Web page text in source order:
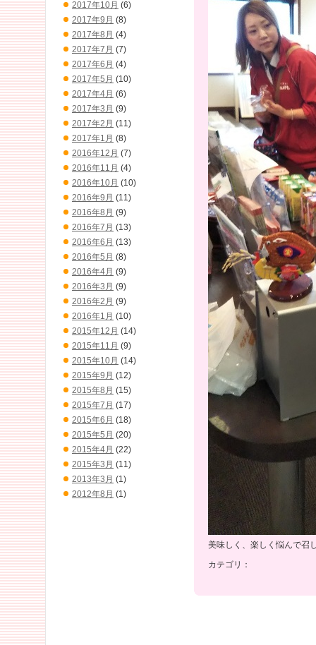
美味しく、楽しく悩んで召
カテゴリ：
2017年10月 (6)
2017年9月 (8)
2017年8月 (4)
2017年7月 (7)
2017年6月 (4)
2017年5月 (10)
2017年4月 (6)
2017年3月 (9)
2017年2月 (11)
2017年1月 (8)
2016年12月 (7)
2016年11月 (4)
2016年10月 (10)
2016年9月 (11)
2016年8月 (9)
2016年7月 (13)
2016年6月 (13)
2016年5月 (8)
2016年4月 (9)
2016年3月 (9)
2016年2月 (9)
2016年1月 (10)
2015年12月 (14)
2015年11月 (9)
2015年10月 (14)
2015年9月 (12)
2015年8月 (15)
2015年7月 (17)
2015年6月 (18)
2015年5月 (20)
2015年4月 (22)
2015年3月 (11)
2013年3月 (1)
2012年8月 (1)